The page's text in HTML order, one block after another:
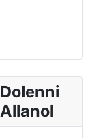
Dolenni
Allanol